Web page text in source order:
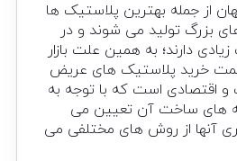
از جمله بهترین پلاستیک ها
بزرگ تولید می شوند و در
دارند؛ به همین علت بازار
خرید پلاستیک های عریض
و اقتصادی است که با توجه به
های ساخت آن تعیین می
آنها از روش های مختلفی می